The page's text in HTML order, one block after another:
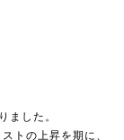
ました。
トの上昇を期に、